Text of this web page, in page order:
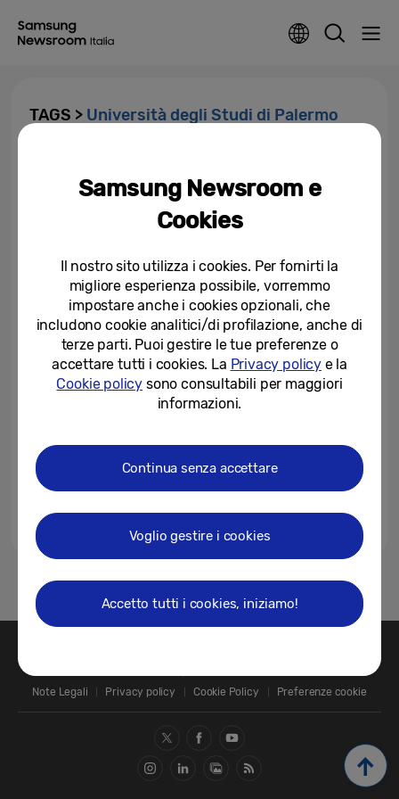
TAGS > Università degli Studi di Palermo
Innovation Campus: corso di
formazione sui nuovi trend...
Samsung annuncia la nuova
edizione di Innovation Campus:
al via all’Università degli Studi...
19-10-2021
Note Legali
Privacy policy Cookie Policy Preferenze cookie
Samsung Newsroom e
Cookies
Il nostro sito utilizza i cookies. Per fornirti la
migliore esperienza possibile, vorremmo
impostare anche i cookies opzionali, che
includono cookie analitici/di profilazione, anche di
terze parti. Puoi gestire le tue preferenze o
accettare tutti i cookies. La Privacy policye la
Cookie policy sono consultabili per maggiori
informazioni.
Continua senza accettare
Voglio gestire i cookies
Accetto tutti i cookies, iniziamo!